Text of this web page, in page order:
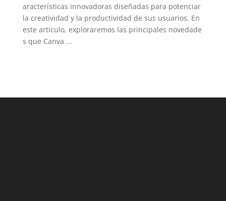
aracterísticas innovadoras diseñadas para potenciar
la creatividad y la productividad de sus usuarios. En
este artículo, exploraremos las principales novedade
s que Canva ...